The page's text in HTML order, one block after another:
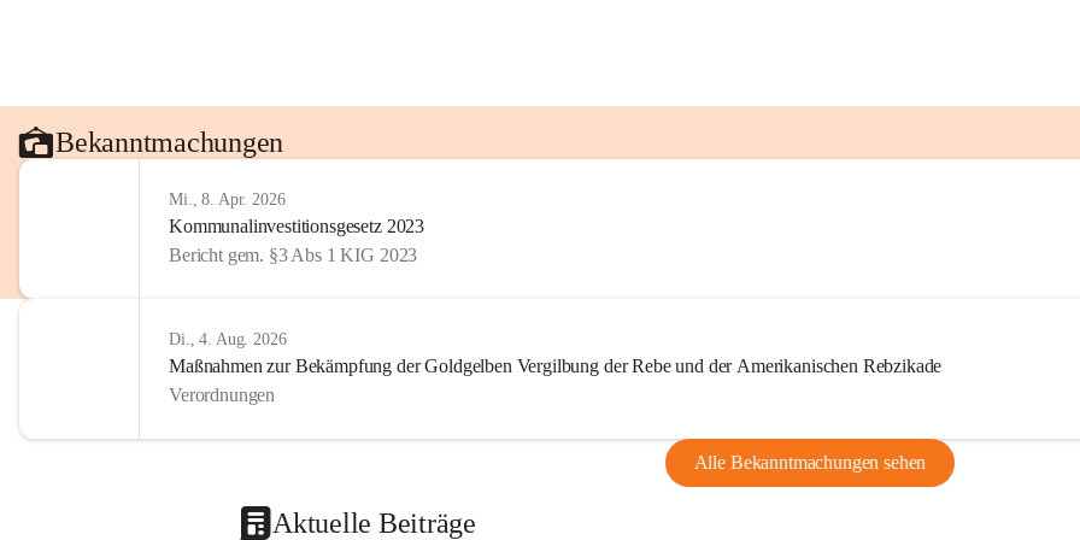
Bekanntmachungen
Mi., 8. Apr. 2026
Kommunalinvestitionsgesetz 2023
Bericht gem. §3 Abs 1 KIG 2023
Di., 4. Aug. 2026
Maßnahmen zur Bekämpfung der Goldgelben Vergilbung der Rebe und der Amerikanischen Rebzikade
Verordnungen
Alle Bekanntmachungen sehen
Aktuelle Beiträge